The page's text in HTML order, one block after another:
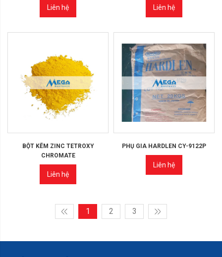
Liên hệ Liên hệ
BỘT KẼM ZINC TETROXY
CHROMATE
Liên hệ
PHỤ GIA HARDLEN CY-9122P
Liên hệ
1 2 3